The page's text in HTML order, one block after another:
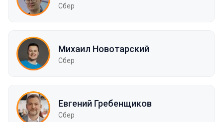
Сбер
Михаил Новотарский
Сбер
Евгений Гребенщиков
Сбер